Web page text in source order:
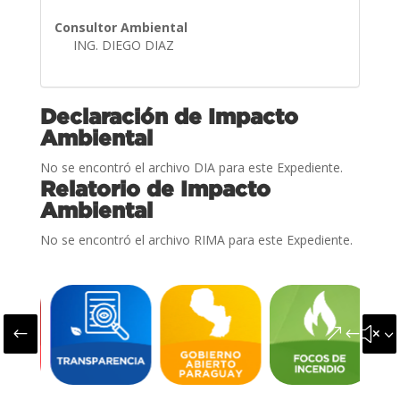
Consultor Ambiental
ING. DIEGO DIAZ
Declaración de Impacto
Ambiental
No se encontró el archivo DIA para este Expediente.
Relatorio de Impacto
Ambiental
No se encontró el archivo RIMA para este Expediente.
#